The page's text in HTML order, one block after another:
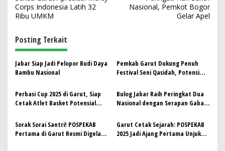
a
v
i
g
a
s
i
p
o
s
Corps Indonesia Latih 32
Ribu UMKM
Nasional, Pemkot Bogor
Gelar Apel
Posting Terkait
Jabar Siap Jadi Pelopor Budi Daya
Bambu Nasional
Pemkab Garut Dukung Penuh
Festival Seni Qasidah, Potensi
Nasional
Perbasi Cup 2025 di Garut, Siap
Cetak Atlet Basket Potensial
Bulog Jabar Raih Peringkat Dua
Nasional dengan Serapan Gabah
Sorak Sorai Santri! POSPEKAB
Pertama di Garut Resmi Digelar
Garut Cetak Sejarah: POSPEKAB
2025 Jadi Ajang Pertama Unjuk